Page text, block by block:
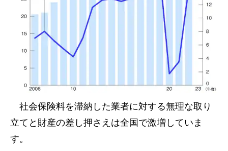
社会保険料を滞納した業者に対する無理な取り
立てと財産の差し押さえは全国で激増していま
す。